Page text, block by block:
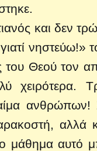
και δεν
νηστεύω!»
Θεού τον
χειρότερα.
ανθρώπων!
αλλά
μάθημα αυτό